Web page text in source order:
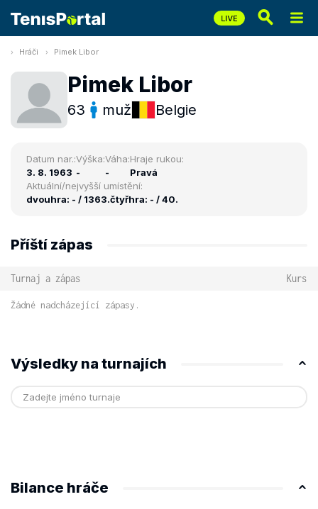
Hráči Pimek Libor
Pimek Libor
63 muž Belgie
Datum nar.:
3. 8. 1963
Výška:
-
Váha:
-
Hraje rukou:
Pravá
Aktuální/nejvyšší umístění:
dvouhra: - / 1363.čtyřhra: - / 40.
Příští zápas
Turnaj a zápas Kurs
Žádné nadcházející zápasy.
Výsledky na turnajích
Bilance hráče